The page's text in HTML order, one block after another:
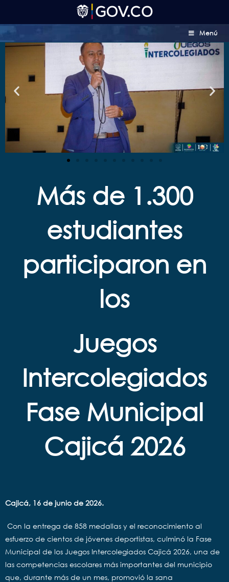
Menú
Más de 1.300
estudiantes
participaron en
los
Juegos
Intercolegiados
Fase Municipal
Cajicá 2026
Cajicá, 16 de junio de 2026.
Con la entrega de 858 medallas y el reconocimiento al
esfuerzo de cientos de jóvenes deportistas, culminó la Fase
Municipal de los Juegos Intercolegiados Cajicá 2026, una de
las competencias escolares más importantes del municipio
que, durante más de un mes, promovió la sana